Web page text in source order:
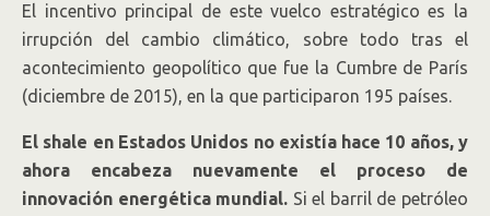
El incentivo principal de este vuelco estratégico es la
irrupción del cambio climático, sobre todo tras el
acontecimiento geopolítico que fue la Cumbre de París
(diciembre de 2015), en la que participaron 195 países.
El shale en Estados Unidos no existía hace 10 años, y
ahora encabeza nuevamente el proceso de
innovación energética mundial. Si el barril de petróleo